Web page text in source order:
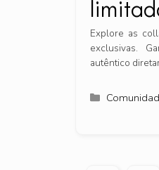
Explore as
exclusivas.
autêntico
Categorias